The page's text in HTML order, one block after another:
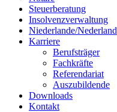
Steuerberatung
Insolvenzverwaltung
Niederlande/Nederland
Karriere
Berufsträger
Fachkräfte
Referendariat
Auszubildende
Downloads
Kontakt